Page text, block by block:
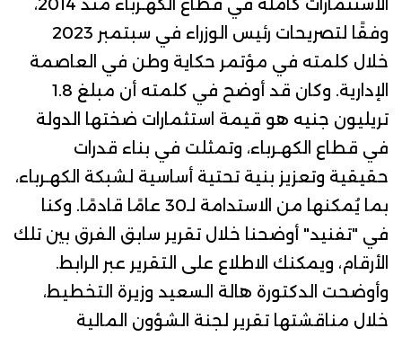
الاستثمارات كاملة في قطاع الكهـرباء منذ 2014،
وفقًا لتصريحات
رئيس الوزراء في سبتمبر 2023
خلال كلمته في مؤتمر حكاية وطن في العاصمة
الإدارية.
وكان قد أوضح في كلمته أن مبلغ 1.8
تريليون جنيه هو قيمة استثمارات ضختها الدولة
في قطاع الكهـرباء، وتمثلت في بناء قدرات
حقيقية وتعزيز بنية تحتية أساسية لشبكة الكهـرباء،
بما يُمكنها من الاستدامة لـ30 عامًا قادمًا.
وكنا
في "تفنيد" أوضحنا خلال تقرير سابق الفرق بين تلك
الأرقام، ويمكنك الاطلاع على التقرير عبر
الرابط.
وأوضحت الدكتورة هالة السعيد وزيرة التخطيط،
خلال مناقشتها تقرير لجنة الشؤون المالية